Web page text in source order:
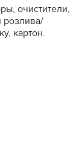
очистители,
розлива/
картон.